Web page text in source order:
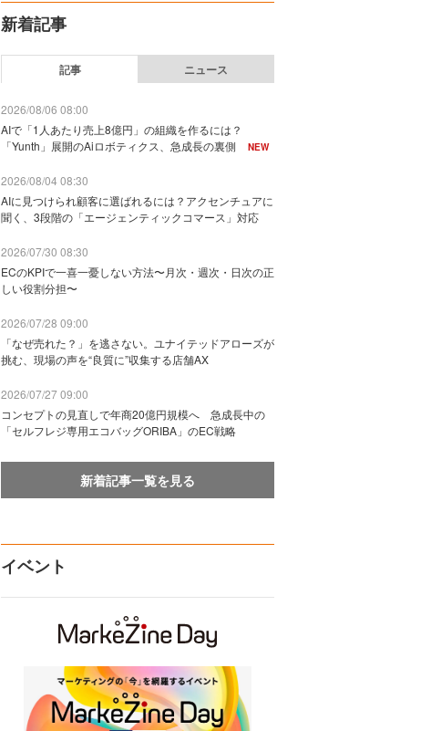
新着記事
記事 ニュース
2026/08/06 08:00
AIで「1人あたり売上8億円」の組織を作るには？
「Yunth」展開のAiロボティクス、急成長の裏側
NEW
2026/08/04 08:30
AIに見つけられ顧客に選ばれるには？アクセンチュアに
聞く、3段階の「エージェンティックコマース」対応
2026/07/30 08:30
ECのKPIで一喜一憂しない方法〜月次・週次・日次の正
しい役割分担〜
2026/07/28 09:00
「なぜ売れた？」を逃さない。ユナイテッドアローズが
挑む、現場の声を“良質に”収集する店舗AX
2026/07/27 09:00
コンセプトの見直しで年商20億円規模へ 急成長中の
「セルフレジ専用エコバッグORIBA」のEC戦略
新着記事一覧を見る
イベント